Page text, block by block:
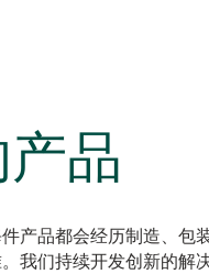
品
产品都会经历制造、包
我们持续开发创新的解